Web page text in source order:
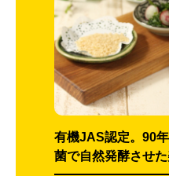
有機JAS認定。90
菌で自然発酵させ